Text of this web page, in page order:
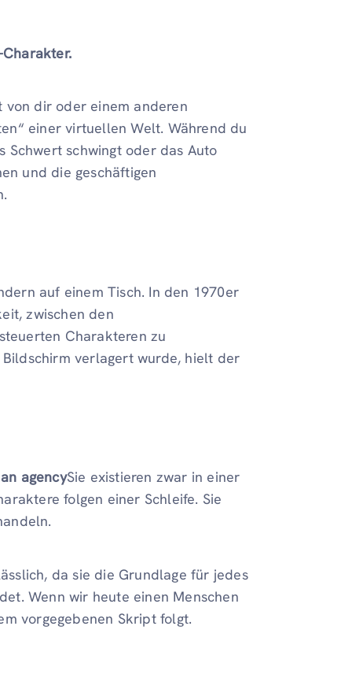
von dir oder einem anderen
einer virtuellen Welt. Während du
Schwert schwingt oder das Auto
und die geschäftigen
auf einem Tisch. In den 1970er
zwischen den
Charakteren zu
verlagert wurde, hielt der
agencySie existieren zwar in einer
folgen einer Schleife. Sie
da sie die Grundlage für jedes
Wenn wir heute einen Menschen
vorgegebenen Skript folgt.